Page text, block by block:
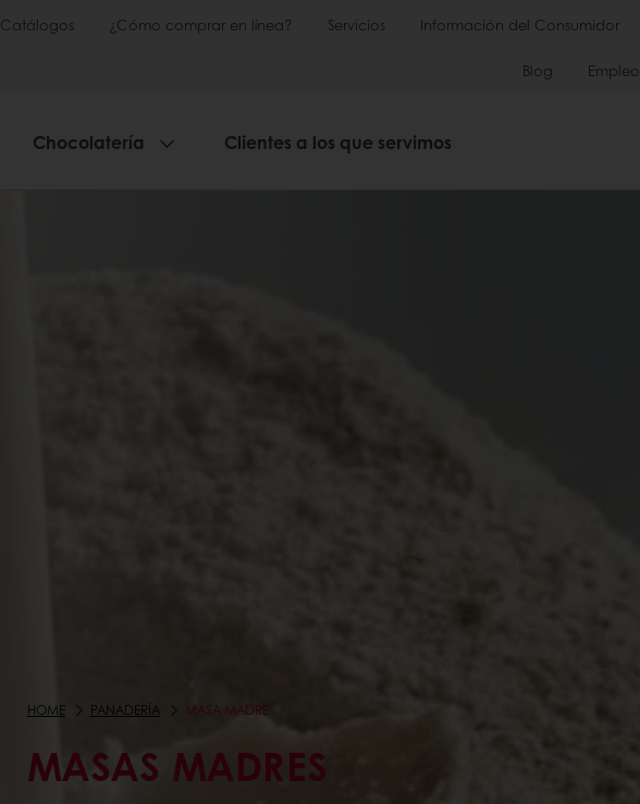
Catálogos ¿Cómo comprar en línea? Servicios Información del Consumidor
Blog Empleo
Chocolatería Clientes a los que servimos
HOME PANADERÍA MASA MADRE
MASAS MADRES